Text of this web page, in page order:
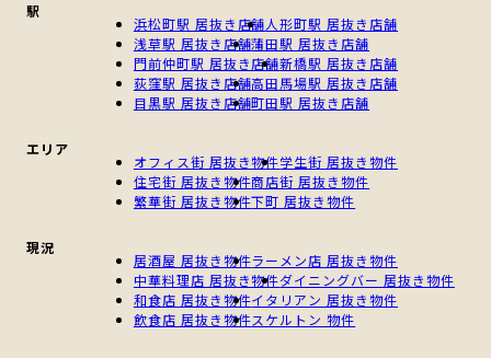
駅
浜松町駅 居抜き店舗人形町駅 居抜き店舗
浅草駅 居抜き店舗蒲田駅 居抜き店舗
門前仲町駅 居抜き店舗新橋駅 居抜き店舗
荻窪駅 居抜き店舗高田馬場駅 居抜き店舗
目黒駅 居抜き店舗町田駅 居抜き店舗
エリア
オフィス街 居抜き物件学生街 居抜き物件
住宅街 居抜き物件商店街 居抜き物件
繁華街 居抜き物件下町 居抜き物件
現況
居酒屋 居抜き物件ラーメン店 居抜き物件
中華料理店 居抜き物件ダイニングバー 居抜き物件
和食店 居抜き物件イタリアン 居抜き物件
飲食店 居抜き物件スケルトン 物件